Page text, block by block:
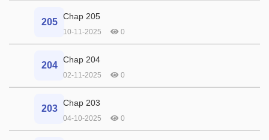
205
Chap 205
10-11-2025 0
204
Chap 204
02-11-2025 0
203
Chap 203
04-10-2025 0